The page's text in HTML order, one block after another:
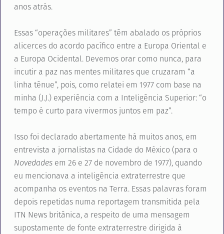
anos atrás.
Essas “operações militares” têm abalado os próprios
alicerces do acordo pacífico entre a Europa Oriental e
a Europa Ocidental. Devemos orar como nunca, para
incutir a paz nas mentes militares que cruzaram “a
linha tênue”, pois, como relatei em 1977 com base na
minha (J.J.) experiência com a Inteligência Superior: “o
tempo é curto para vivermos juntos em paz”.
Isso foi declarado abertamente há muitos anos, em
entrevista a jornalistas na Cidade do México (para o
Novedadesem 26 e 27 de novembro de 1977), quando
eu mencionava a inteligência extraterrestre que
acompanha os eventos na Terra. Essas palavras foram
depois repetidas numa reportagem transmitida pela
ITN News britânica, a respeito de uma mensagem
supostamente de fonte extraterrestre dirigida à